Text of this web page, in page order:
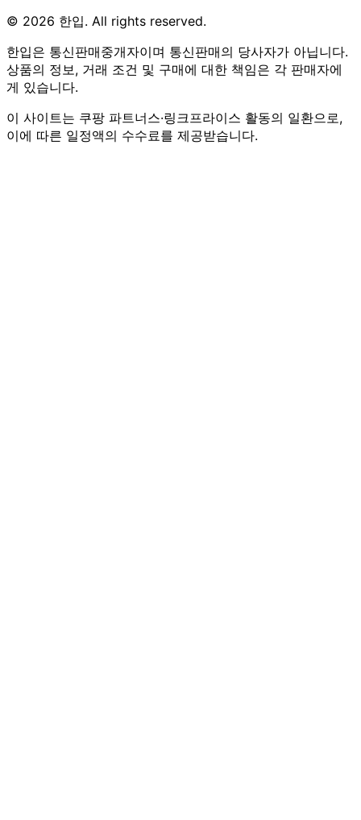
© 2026 한입. All rights reserved.
한입은 통신판매중개자이며 통신판매의 당사자가 아닙니다.
상품의 정보, 거래 조건 및 구매에 대한 책임은 각 판매자에
게 있습니다.
이 사이트는 쿠팡 파트너스·링크프라이스 활동의 일환으로,
이에 따른 일정액의 수수료를 제공받습니다.